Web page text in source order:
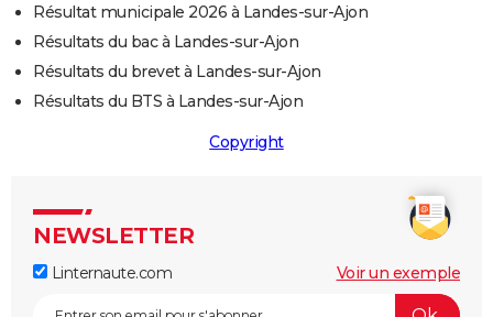
Résultat municipale 2026 à Landes-sur-Ajon
Résultats du bac à Landes-sur-Ajon
Résultats du brevet à Landes-sur-Ajon
Résultats du BTS à Landes-sur-Ajon
Copyright
NEWSLETTER
Linternaute.com Voir un exemple